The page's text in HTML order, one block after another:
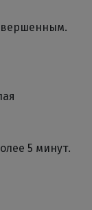
5 минут.